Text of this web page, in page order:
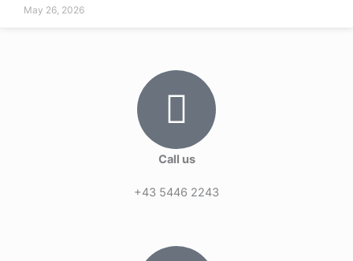
May 26, 2026
Call us
+43 5446 2243